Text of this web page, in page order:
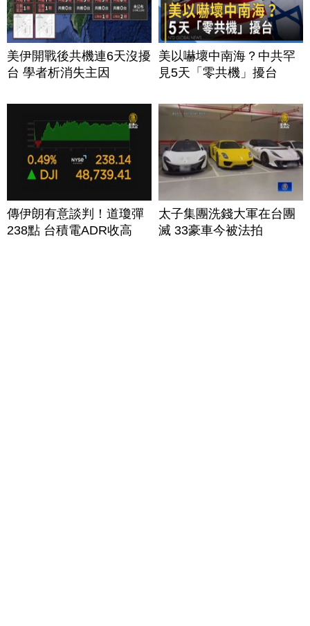
美伊開戰後共機連6天沒擾
台 學者析消失主因
美以嚇壞中南海？中共罕
見5天「零共機」擾台
傳伊朗有意談判！道瓊彈
238點 台積電ADR收高
太子集團洗錢大軍在台團
滅 33豪車今被法拍